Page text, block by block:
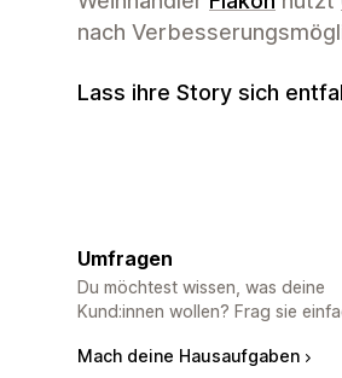
nach
Lass ihre Story sich
Umfragen
Du möchtest wissen, was deine
Kund:innen wollen? Frag sie
Mach deine Hausaufgaben